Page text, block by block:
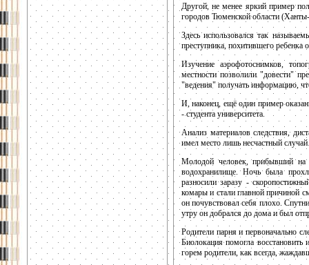
Другой, не менее яркий пример
городов Тюменской области
Здесь использовался так
преступника, похитившего ребенка
Изучение аэрофотоснимков,
местности позволили "довести"
"ведения" получать информацию,
И, наконец, ещё один пример
- студента университета.
Анализ материалов следствия,
имел место лишь несчастный
Молодой человек, прибывший на
водохранилище. Ночь была
разносили заразу -
комары и стали главной причиной
он почувствовал себя плохо.
утру он добрался до дома и был
Родители парня и первоначально
Биолокация помогла
горем родители, как всегда,